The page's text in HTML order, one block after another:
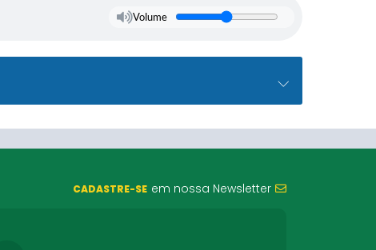
Volume
CADASTRE-SE em nossa Newsletter